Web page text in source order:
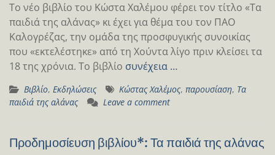
Το νέο βιβλίο του Κώστα Χαλέμου φέρει τον τίτλο «Τα
παιδιά της αλάνας» κι έχει για θέμα του τον ΠΑΟ
Καλογρέζας, την ομάδα της προσφυγικής συνοικίας
που «εκτελέστηκε» από τη Χούντα λίγο πριν κλείσει τα
18 της χρόνια. Το βιβλίο συνέχεια …
Βιβλίο, Εκδηλώσεις Κώστας Χαλέμος, παρουσίαση, Τα
παιδιά της αλάνας
Leave a comment
Προδημοσίευση βιβλίου*: Τα παιδιά της αλάνας